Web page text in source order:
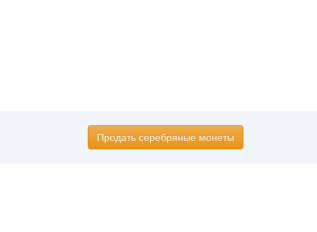
Продать серебряные монеты